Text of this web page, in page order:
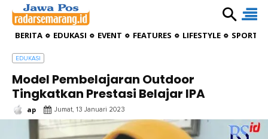
BERITA EDUKASI EVENT FEATURES LIFESTYLE
EDUKASI
Model Pembelajaran Outdoor
Tingkatkan Prestasi Belajar IPA
ap Jumat, 13 Januari 2023